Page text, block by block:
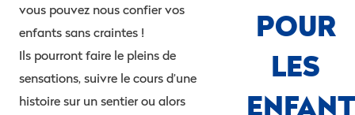
vous pouvez nous confier vos
enfants sans craintes !
Ils pourront faire le pleins de
sensations, suivre le cours d’une
histoire sur un sentier ou alors
POUR
LES